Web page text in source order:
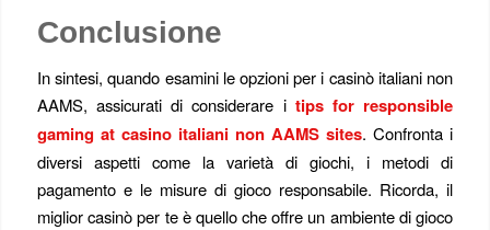
Conclusione
In sintesi, quando esamini le opzioni per i casinò italiani non
AAMS, assicurati di considerare i tips for responsible
gaming at casino italiani non AAMS sites. Confronta i
diversi aspetti come la varietà di giochi, i metodi di
pagamento e le misure di gioco responsabile. Ricorda, il
miglior casinò per te è quello che offre un ambiente di gioco